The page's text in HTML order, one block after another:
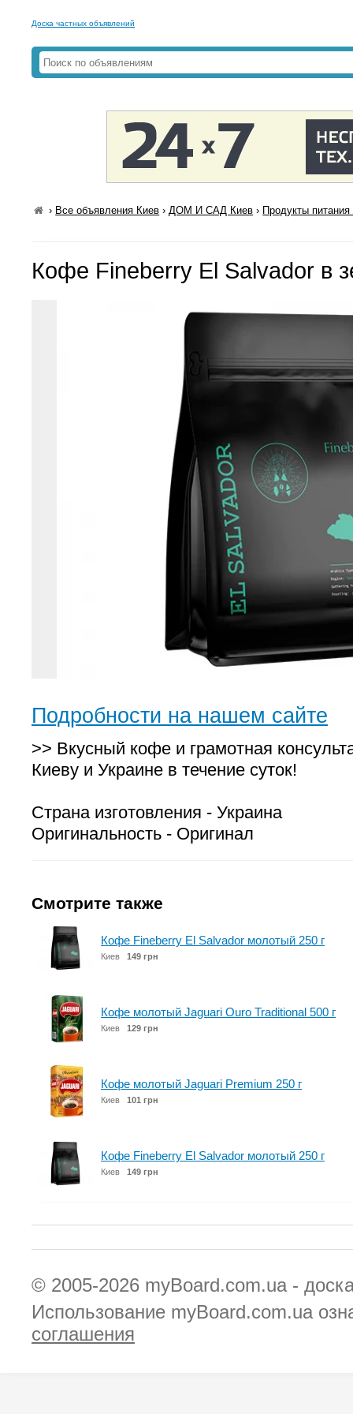
Доска частных объявлений
› Все объявления Киев ›ДОМ И САД Киев › Продукты
Кофе Fineberry El Salvador в
Подробности на нашем сайте
>> Вкусный кофе и грамотная
Киеву и Украине в течение суток!
Страна изготовления - Украина
Оригинальность - Оригинал
Смотрите также
Кофе Fineberry El Salvador молотый 250 г
Киев 149 грн
Кофе молотый Jaguari Ouro Traditional 500 г
Киев 129 грн
Кофе молотый Jaguari Premium 250 г
Киев 101 грн
Кофе Fineberry El Salvador молотый 250 г
Киев 149 грн
© 2005-2026 myBoard.com.ua -
Использование myBoard.com.ua
соглашения